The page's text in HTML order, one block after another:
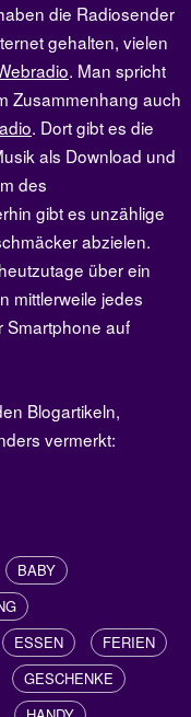
die Radiosender
gehalten, vielen
. Man spricht
Zusammenhang auch
. Dort gibt es die
als Download und
des
gibt es unzählige
abzielen.
über ein
mittlerweile jedes
Smartphone auf
Blogartikeln,
vermerkt:
BABY
ESSEN
FERIEN
GESCHENKE